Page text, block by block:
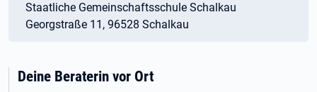
Staatliche Gemeinschaftsschule Schalkau
Georgstraße 11, 96528 Schalkau
Deine Beraterin vor Ort